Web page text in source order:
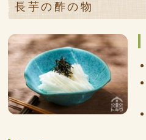
長芋の酢の物